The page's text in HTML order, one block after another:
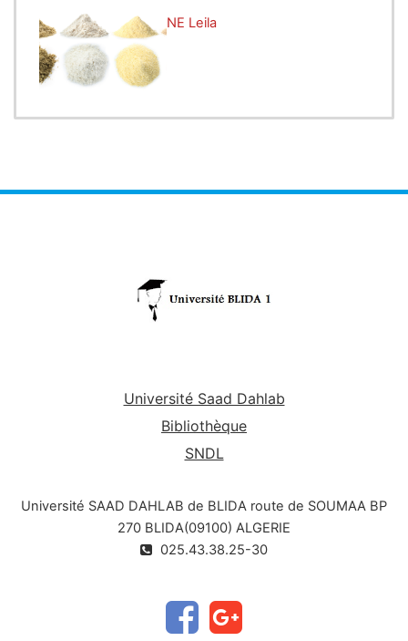
Enseignant: CHABANE Leila
Université Saad Dahlab
Bibliothèque
SNDL
Université SAAD DAHLAB de BLIDA route de SOUMAA BP
270 BLIDA(09100) ALGERIE
025.43.38.25-30